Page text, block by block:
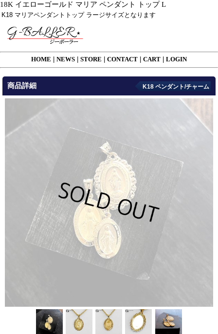
18K イエローゴールド マリア ペンダント トップ L
K18 マリアペンダントトップ ラージサイズとなります
HOME NEWS STORE CONTACT CART LOGIN
商品詳細 K18 ペンダント/チャーム